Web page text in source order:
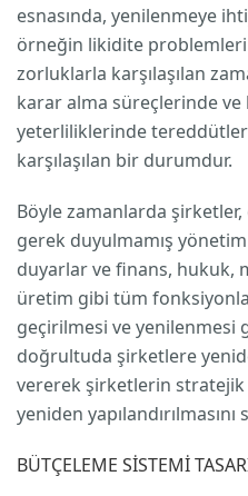
esnasında, yenilenmeye
örneğin likidite
zorluklarla karşılaşılan
karar alma süreçlerinde
yeterliliklerinde
karşılaşılan bir durumdur.
Böyle zamanlarda
gerek duyulmamış
duyarlar ve finans, hukuk,
üretim gibi tüm
geçirilmesi ve yenilenmesi
doğrultuda şirketlere
vererek şirketlerin
yeniden yapılandırılmasını
BÜTÇELEME SİSTEMİ